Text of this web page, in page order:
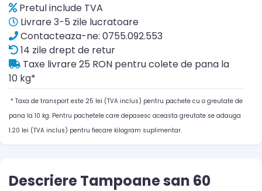
Pretul include TVA
Livrare 3-5 zile lucratoare
Contacteaza-ne: 0755.092.553
14 zile drept de retur
Taxe livrare 25 RON pentru colete de pana la
10 kg*
* Taxa de transport este 25 lei (TVA inclus) pentru pachete cu o greutate de
pana la 10 kg. Pentru pachetele care depasesc aceasta greutate se adauga
1.20 lei (TVA inclus) pentru fiecare kilogram suplimentar.
Descriere Tampoane san 60